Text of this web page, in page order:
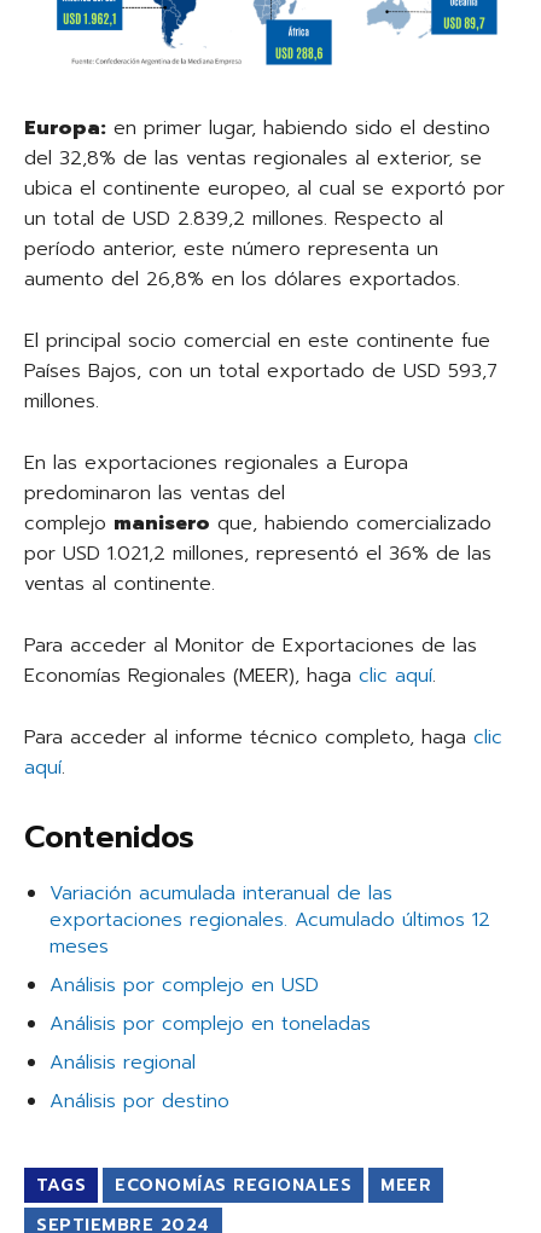
Europa: en primer lugar, habiendo sido el destino
del 32,8% de las ventas regionales al exterior, se
ubica el continente europeo, al cual se exportó por
un total de USD 2.839,2 millones. Respecto al
período anterior, este número representa un
aumento del 26,8% en los dólares exportados.
El principal socio comercial en este continente fue
Países Bajos, con un total exportado de USD 593,7
millones.
En las exportaciones regionales a Europa
predominaron las ventas del
complejo manisero que, habiendo comercializado
por USD 1.021,2 millones, representó el 36% de las
ventas al continente.
Para acceder al Monitor de Exportaciones de las
Economías Regionales (MEER), haga clic aquí.
Para acceder al informe técnico completo, haga clic
aquí.
Contenidos
Variación acumulada interanual de las
exportaciones regionales. Acumulado últimos 12
meses
Análisis por complejo en USD
Análisis por complejo en toneladas
Análisis regional
Análisis por destino
TAGS ECONOMÍAS REGIONALES
MEER
SEPTIEMBRE 2024